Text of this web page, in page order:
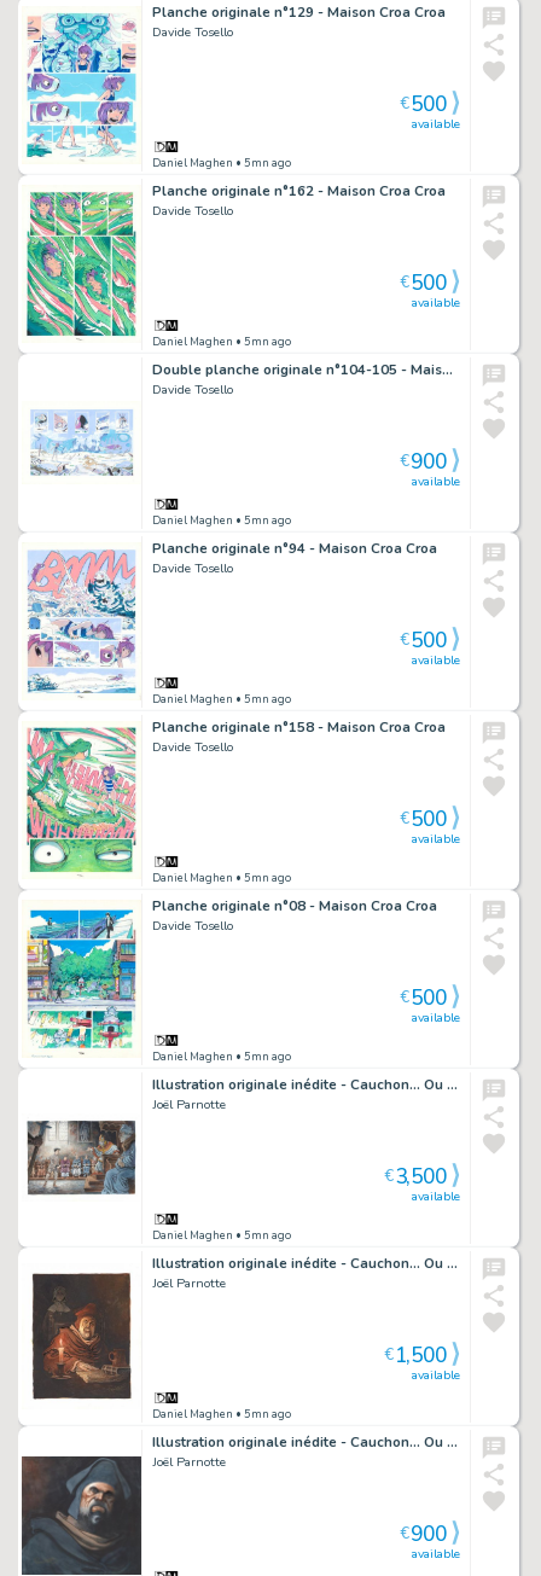
Planche originale n°129 - Maison Croa Croa
Davide Tosello
Daniel Maghen • 5mn ago
available
€500
Planche originale n°162 - Maison Croa Croa
Davide Tosello
Daniel Maghen • 5mn ago
available
€500
Double planche originale n°104-105 - Maison Croa Croa
Davide Tosello
Daniel Maghen • 5mn ago
available
€900
Planche originale n°94 - Maison Croa Croa
Davide Tosello
Daniel Maghen • 5mn ago
available
€500
Planche originale n°158 - Maison Croa Croa
Davide Tosello
Daniel Maghen • 5mn ago
available
€500
Planche originale n°08 - Maison Croa Croa
Davide Tosello
Daniel Maghen • 5mn ago
available
€500
Illustration originale inédite - Cauchon... Ou l'homme qui tua Jeanne d'Arc
Joël Parnotte
Daniel Maghen • 5mn ago
available
€3,500
Illustration originale inédite - Cauchon... Ou l'homme qui tua Jeanne d'Arc
Joël Parnotte
Daniel Maghen • 5mn ago
available
€1,500
Illustration originale inédite - Cauchon... Ou l'homme qui tua Jeanne d'Arc
Joël Parnotte
available
€900